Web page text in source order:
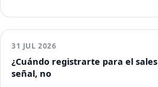
31 JUL 2026
¿Cuándo registrarte para el
señal, no